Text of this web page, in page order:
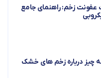
زخم: راهنمای جامع
درباره زخم های خشک